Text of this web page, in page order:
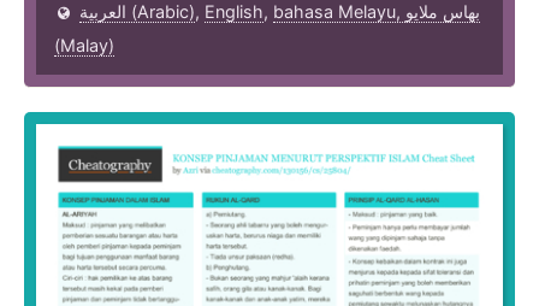
العربية (Arabic), English, bahasa Melayu, بهاس ملايو‎
(Malay)